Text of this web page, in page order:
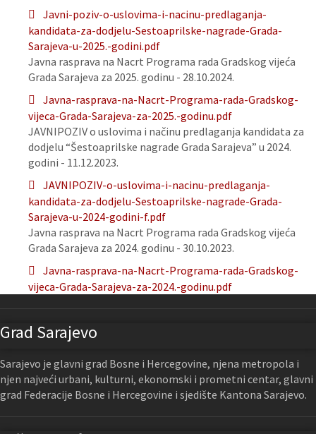
Javni-poziv-o-uslovima-i-nacinu-predlaganja-
kandidata-za-dodjelu-Sestoaprilske-nagrade-Grada-
Sarajeva-u-2025.-godini.pdf
Javna rasprava na Nacrt Programa rada Gradskog vijeća
Grada Sarajeva za 2025. godinu - 28.10.2024.
Javna-rasprava-na-Nacrt-Programa-rada-Gradskog-
vijeca-Grada-Sarajeva-za-2025.-godinu.pdf
JAVNIPOZIV o uslovima i načinu predlaganja kandidata za
dodjelu “Šestoaprilske nagrade Grada Sarajeva” u 2024.
godini - 11.12.2023.
JAVNIPOZIV-o-uslovima-i-nacinu-predlaganja-
kandidata-za-dodjelu-Sestoaprilske-nagrade-Grada-
Sarajeva-u-2024-godini-f.pdf
Javna rasprava na Nacrt Programa rada Gradskog vijeća
Grada Sarajeva za 2024. godinu - 30.10.2023.
Javna-rasprava-na-Nacrt-Programa-rada-Gradskog-
vijeca-Grada-Sarajeva-za-2024.-godinu.pdf
Grad Sarajevo
Sarajevo je glavni grad Bosne i Hercegovine, njena metropola i
njen najveći urbani, kulturni, ekonomski i prometni centar, glavni
grad Federacije Bosne i Hercegovine i sjedište Kantona Sarajevo.